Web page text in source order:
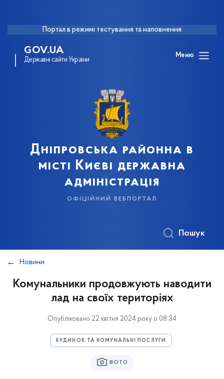
Портал в режимі тестування та наповнення
GOV.UA
Державні сайти України
Меню
Дніпровська районна в
місті Києві державна
адміністрація
офіційний вебпортал
Пошук
Новини
Комунальники продовжують наводити
лад на своїх територіях
Опубліковано 22 квітня 2024 року о 08:34
БУДИНОК ТА КОМУНАЛЬНІ ПОСЛУГИ
ФОТО